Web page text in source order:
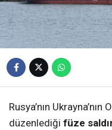
Rusya’nın
düzenlediği füze